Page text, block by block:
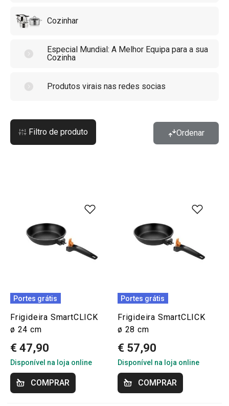
Cozinhar
Especial Mundial: A Melhor Equipa para a sua
Cozinha
Produtos virais nas redes socias
Filtro de produto Ordenar
Portes grátis
Frigideira SmartCLICK
ø 24 cm
€ 47,90
Disponível na loja online
COMPRAR
Portes grátis
Frigideira SmartCLICK
ø 28 cm
€ 57,90
Disponível na loja online
COMPRAR